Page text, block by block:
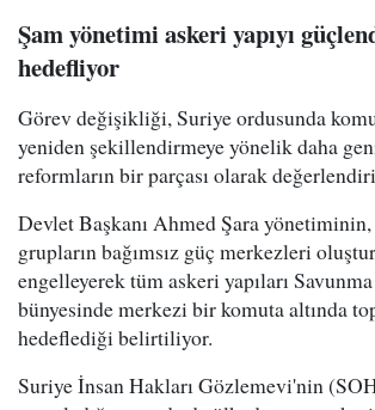
Şam yönetimi askeri yapıyı
hedefliyor
Görev değişikliği, Suriye ordusunda
yeniden şekillendirmeye yönelik daha
reformların bir parçası olarak
Devlet Başkanı Ahmed Şara
grupların bağımsız güç merkezleri
engelleyerek tüm askeri yapıları
bünyesinde merkezi bir komuta altında
hedeflediği belirtiliyor.
Suriye İnsan Hakları Gözlemevi'nin